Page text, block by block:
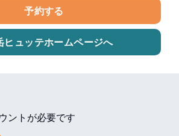
予約する
ヒュッテホームページへ
ントが必要です